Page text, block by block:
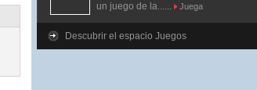
un juego de la......
Juega
Descubrir el espacio Juegos